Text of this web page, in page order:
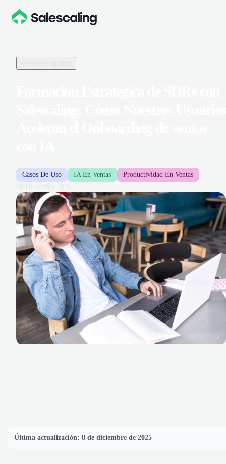
Casos De Uso IA En Ventas
Productividad En Ventas
Última actualización: 8 de diciembre de 2025